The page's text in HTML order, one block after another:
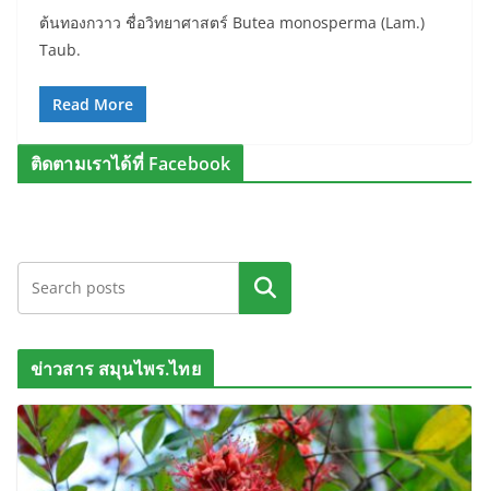
ต้นทองกวาว ชื่อวิทยาศาสตร์ Butea monosperma (Lam.)
Taub.
Read More
ติดตามเราได้ที่ Facebook
ค้นหา
ข่าวสาร สมุนไพร.ไทย